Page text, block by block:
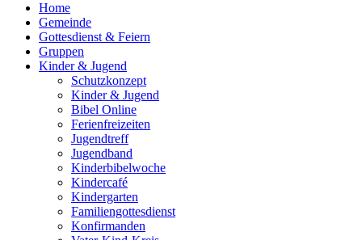
Home
Gemeinde
Gottesdienst & Feiern
Gruppen
Kinder & Jugend
Schutzkonzept
Kinder & Jugend
Bibel Online
Ferienfreizeiten
Jugendtreff
Jugendband
Kinderbibelwoche
Kindercafé
Kindergarten
Familiengottesdienst
Konfirmanden